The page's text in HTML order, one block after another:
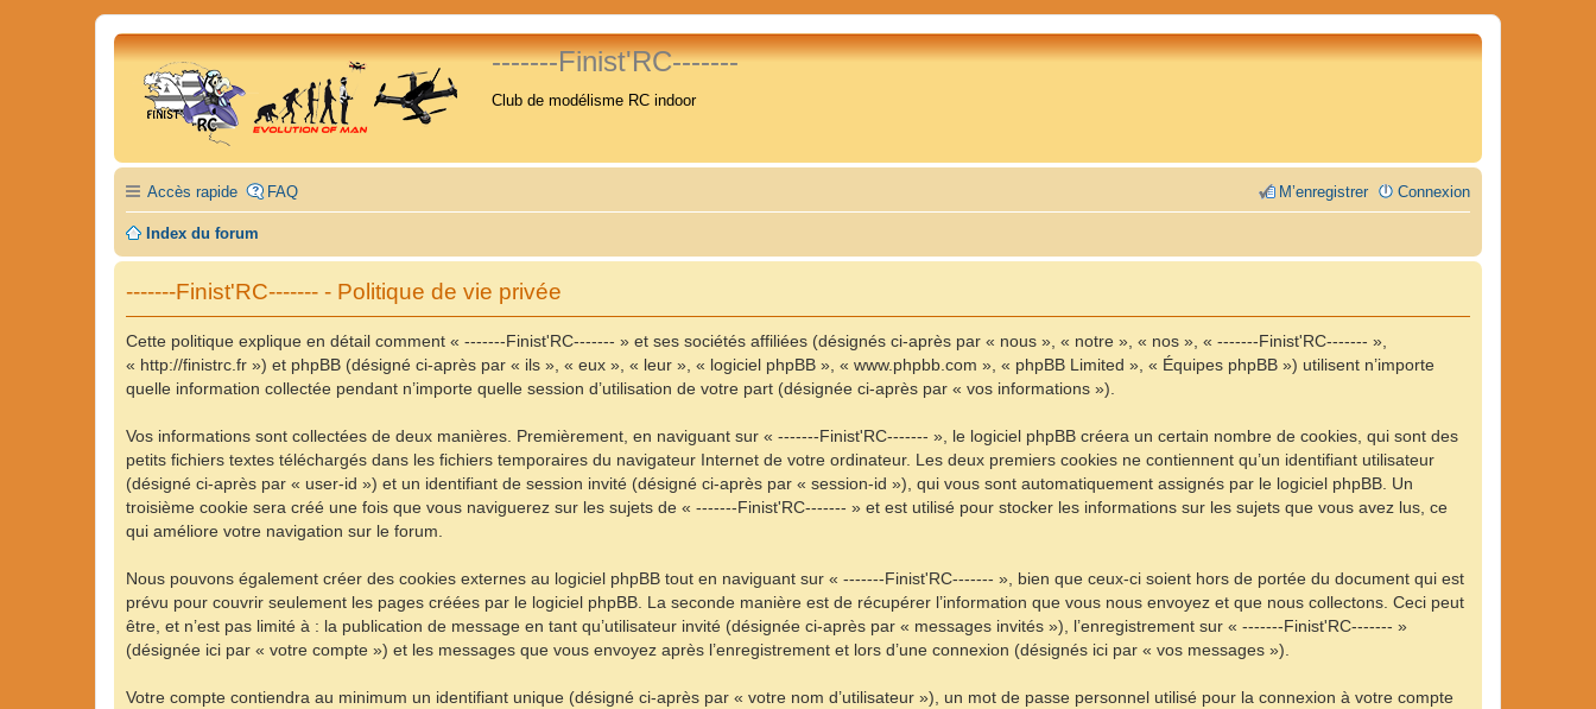
-------Finist'RC-------
Club de modélisme RC indoor
Accès rapide FAQ Connexion
M’enregistrer
Index du forum
-------Finist'RC------- - Politique de vie privée
Cette politique explique en détail comment « -------Finist'RC------- » et ses sociétés affiliées (désignés ci-après par « nous », « notre », « nos », « -------Finist'RC------- »,
« http://finistrc.fr ») et phpBB (désigné ci-après par « ils », « eux », « leur », « logiciel phpBB », « www.phpbb.com », « phpBB Limited », « Équipes phpBB ») utilisent n’importe
quelle information collectée pendant n’importe quelle session d’utilisation de votre part (désignée ci-après par « vos informations »).
Vos informations sont collectées de deux manières. Premièrement, en naviguant sur « -------Finist'RC------- », le logiciel phpBB créera un certain nombre de cookies, qui sont des
petits fichiers textes téléchargés dans les fichiers temporaires du navigateur Internet de votre ordinateur. Les deux premiers cookies ne contiennent qu’un identifiant utilisateur
(désigné ci-après par « user-id ») et un identifiant de session invité (désigné ci-après par « session-id »), qui vous sont automatiquement assignés par le logiciel phpBB. Un
troisième cookie sera créé une fois que vous naviguerez sur les sujets de « -------Finist'RC------- » et est utilisé pour stocker les informations sur les sujets que vous avez lus, ce
qui améliore votre navigation sur le forum.
Nous pouvons également créer des cookies externes au logiciel phpBB tout en naviguant sur « -------Finist'RC------- », bien que ceux-ci soient hors de portée du document qui est
prévu pour couvrir seulement les pages créées par le logiciel phpBB. La seconde manière est de récupérer l’information que vous nous envoyez et que nous collectons. Ceci peut
être, et n’est pas limité à : la publication de message en tant qu’utilisateur invité (désignée ci-après par « messages invités »), l’enregistrement sur « -------Finist'RC------- »
(désignée ici par « votre compte ») et les messages que vous envoyez après l’enregistrement et lors d’une connexion (désignés ici par « vos messages »).
Votre compte contiendra au minimum un identifiant unique (désigné ci-après par « votre nom d’utilisateur »), un mot de passe personnel utilisé pour la connexion à votre compte